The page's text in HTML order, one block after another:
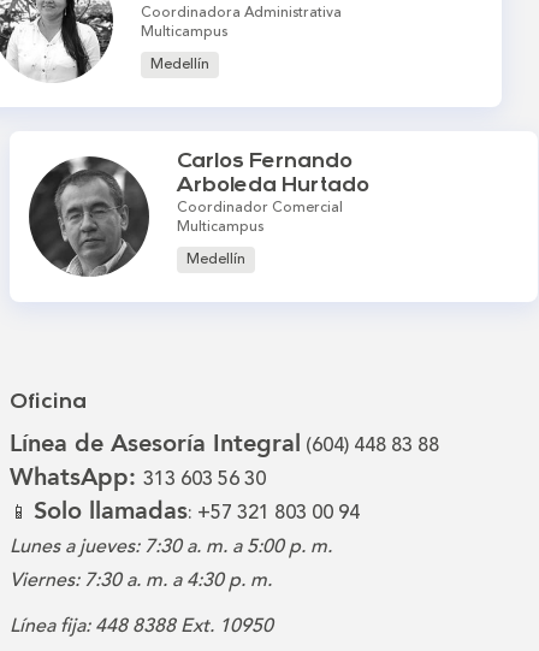
Coordinadora Administrativa
Multicampus
Medellín
Carlos Fernando
Arboleda Hurtado
Coordinador Comercial
Multicampus
Medellín
Oficina
Línea de Asesoría Integral (604) 448 83 88
WhatsApp: 313 603 56 30
📱 Solo llamadas: +57 321 803 00 94
Lunes a jueves: 7:30 a. m. a 5:00 p. m.
Viernes: 7:30 a. m. a 4:30 p. m.
Línea fija: 448 8388 Ext. 10950